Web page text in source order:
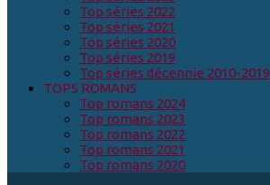
Top séries 2022
Top séries 2021
Top séries 2020
Top séries 2019
Top séries décennie 2010-2019
TOPS ROMANS
Top romans 2024
Top romans 2023
Top romans 2022
Top romans 2021
Top romans 2020